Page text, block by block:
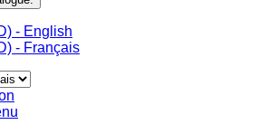
- English
- Français